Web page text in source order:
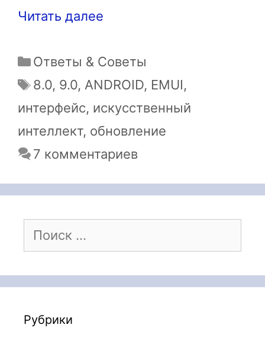
Читать далее
Рубрики
Ответы & Советы
Метки
8.0, 9.0, ANDROID, EMUI,
интерфейс, искусственный
интеллект, обновление
7 комментариев
Рубрики